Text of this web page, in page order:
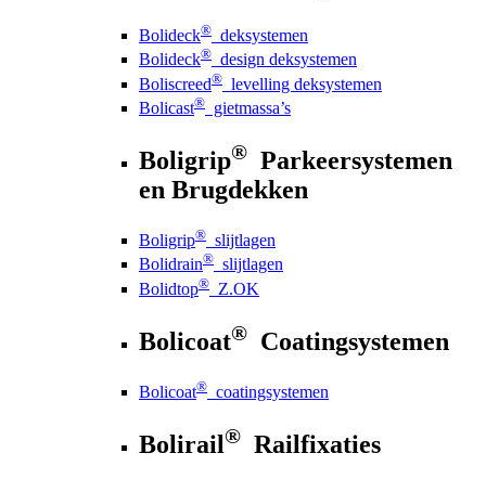
Bolideck® deksystemen
Bolideck® design deksystemen
Boliscreed® levelling deksystemen
Bolicast® gietmassa’s
Boligrip® Parkeersystemen
en Brugdekken
Boligrip® slijtlagen
Bolidrain® slijtlagen
Bolidtop® Z.OK
Bolicoat® Coatingsystemen
Bolicoat® coatingsystemen
Bolirail® Railfixaties